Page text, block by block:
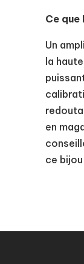
Ce que
Un
la
en
ce